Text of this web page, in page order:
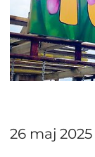
26 maj 2025